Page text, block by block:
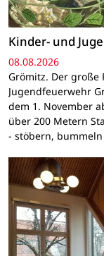
Kinder- und
08.08.2026
Grömitz. Der
Jugendfeuerwehr
dem 1. November
über 200 Metern
- stöbern,